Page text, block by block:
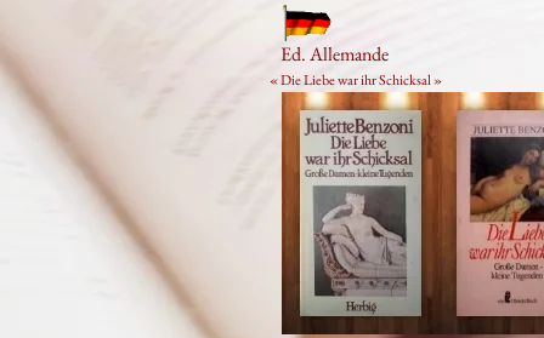
« Die Liebe war ihr Schicksal »
Ed. Allemande